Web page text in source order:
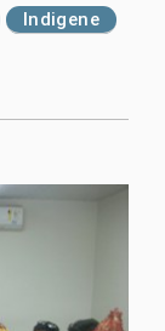
Indigene